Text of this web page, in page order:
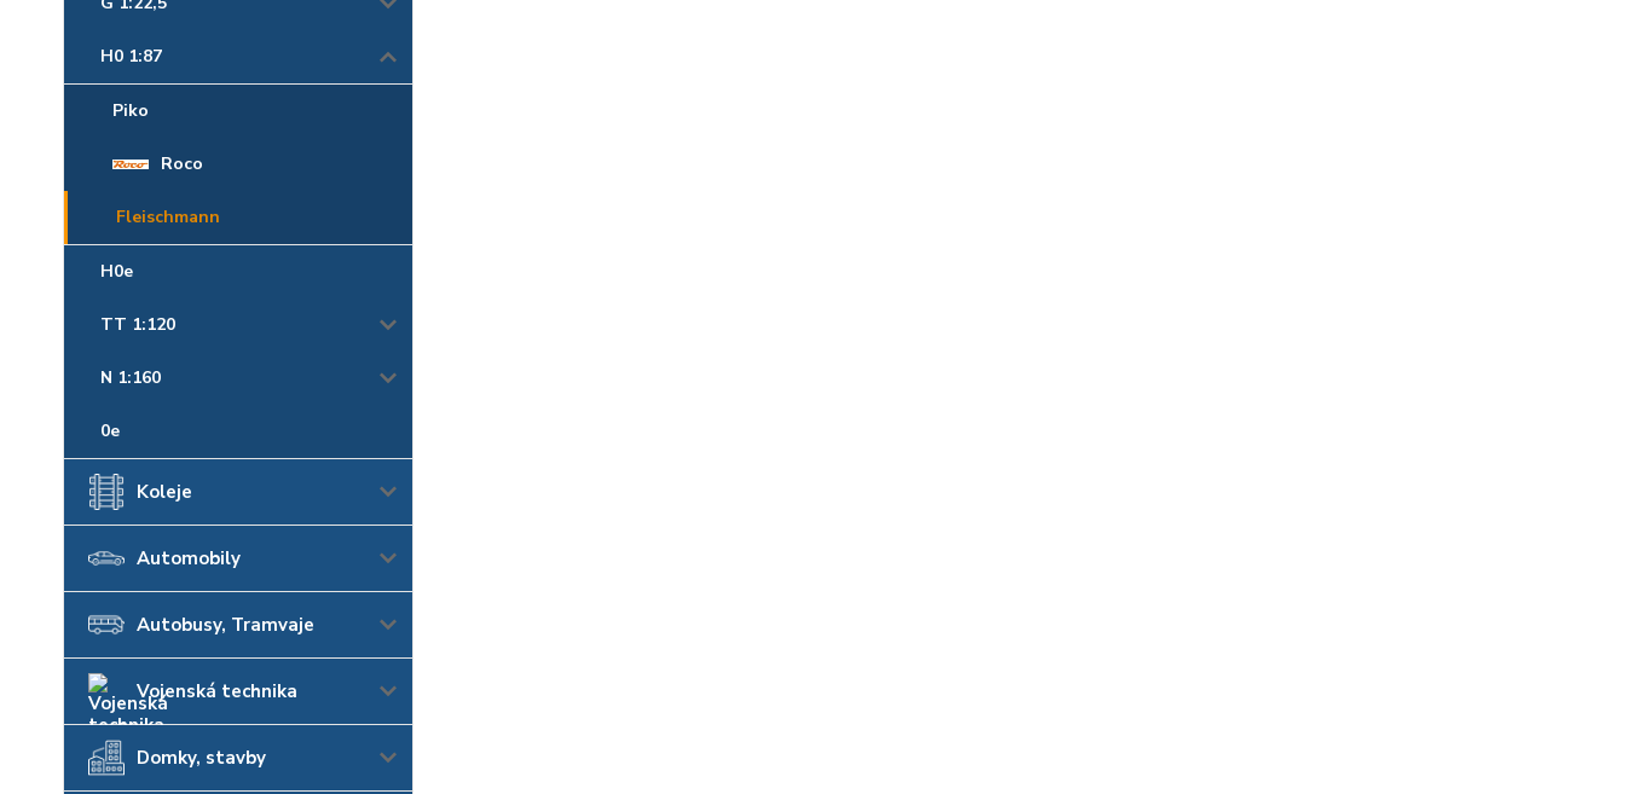
H0 1:87
Piko
Roco
Fleischmann
H0e
TT 1:120
N 1:160
0e
Koleje
Automobily
Autobusy, Tramvaje
Vojenská technika
Domky, stavby